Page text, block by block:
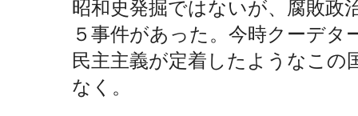
昭和史発掘ではないが、腐敗政
５事件があった。今時クーデ
民主主義が定着したようなこの
なく。